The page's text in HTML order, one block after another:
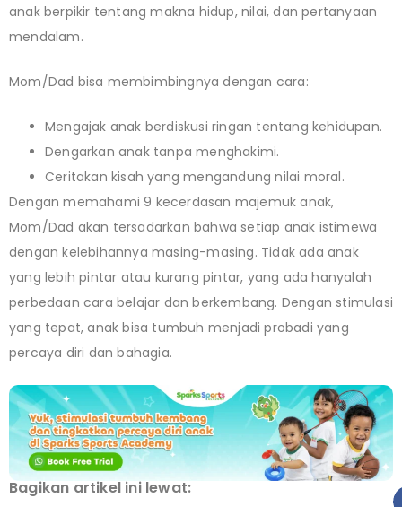
anak berpikir tentang makna hidup, nilai, dan pertanyaan
mendalam.
Mom/Dad bisa membimbingnya dengan cara:
Mengajak anak berdiskusi ringan tentang kehidupan.
Dengarkan anak tanpa menghakimi.
Ceritakan kisah yang mengandung nilai moral.
Dengan memahami 9 kecerdasan majemuk anak,
Mom/Dad akan tersadarkan bahwa setiap anak istimewa
dengan kelebihannya masing-masing. Tidak ada anak
yang lebih pintar atau kurang pintar, yang ada hanyalah
perbedaan cara belajar dan berkembang. Dengan stimulasi
yang tepat, anak bisa tumbuh menjadi probadi yang
percaya diri dan bahagia.
Bagikan artikel ini lewat: